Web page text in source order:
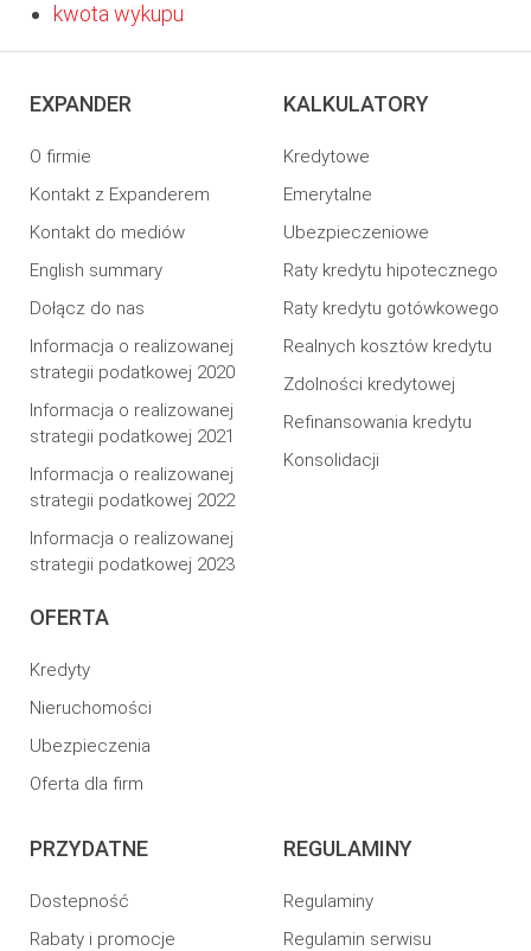
kwota wykupu
EXPANDER
O firmie
Kontakt z Expanderem
Kontakt do mediów
English summary
Dołącz do nas
Informacja o realizowanej
strategii podatkowej 2020
Informacja o realizowanej
strategii podatkowej 2021
Informacja o realizowanej
strategii podatkowej 2022
Informacja o realizowanej
strategii podatkowej 2023
OFERTA
Kredyty
Nieruchomości
Ubezpieczenia
Oferta dla firm
KALKULATORY
Kredytowe
Emerytalne
Ubezpieczeniowe
Raty kredytu hipotecznego
Raty kredytu gotówkowego
Realnych kosztów kredytu
Zdolności kredytowej
Refinansowania kredytu
Konsolidacji
PRZYDATNE
Dostepność
Rabaty i promocje
REGULAMINY
Regulaminy
Regulamin serwisu